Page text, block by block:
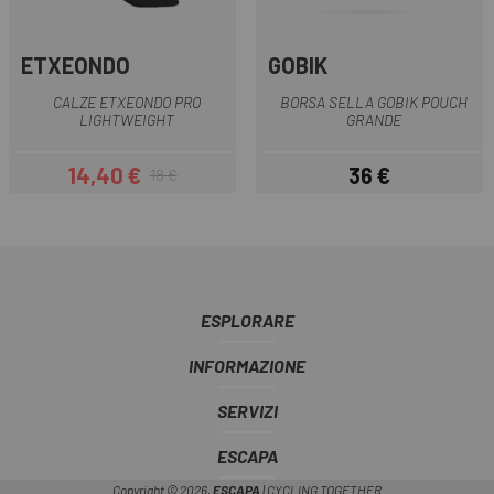
ETXEONDO
CALZE ETXEONDO PRO
LIGHTWEIGHT
Prezzo
14,40 €Prezzo base
18 €
GOBIK
BORSA SELLA GOBIK POUCH
GRANDE
Prezzo
36 €
ESPLORARE
INFORMAZIONE
SERVIZI
ESCAPA
Copyright © 2026, ESCAPA | CYCLING TOGETHER